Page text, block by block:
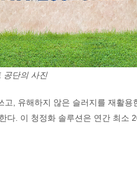
공단의 사진
, 유해하지 않은 슬러지를 재활용
. 이 청정화 솔루션은 연간 최소